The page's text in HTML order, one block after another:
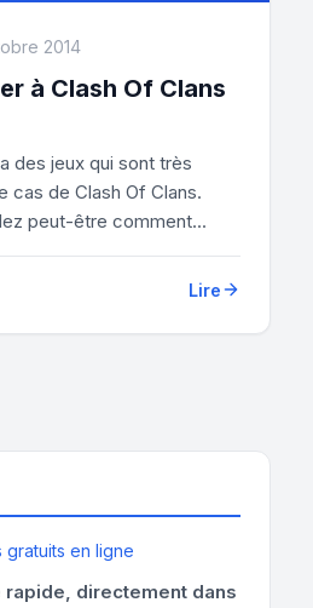
2014
à Clash Of Clans
des jeux qui sont très
cas de Clash Of Clans.
peut-être comment...
Lire
rapide, directement dans